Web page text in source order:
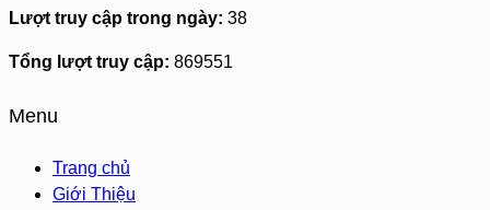
Lượt truy cập trong ngày: 38
Tổng lượt truy cập: 869551
Menu
Trang chủ
Giới Thiệu